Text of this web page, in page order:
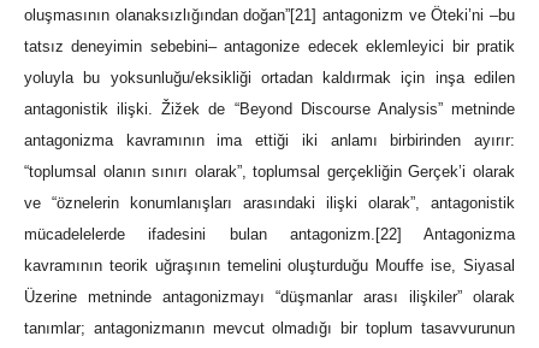
oluşmasının olanaksızlığından doğan”[21] antagonizm ve Öteki’ni –bu
tatsız deneyimin sebebini– antagonize edecek eklemleyici bir pratik
yoluyla bu yoksunluğu/eksikliği ortadan kaldırmak için inşa edilen
antagonistik ilişki. Žižek de “Beyond Discourse Analysis” metninde
antagonizma kavramının ima ettiği iki anlamı birbirinden ayırır:
“toplumsal olanın sınırı olarak”, toplumsal gerçekliğin Gerçek’i olarak
ve “öznelerin konumlanışları arasındaki ilişki olarak”, antagonistik
mücadelelerde ifadesini bulan antagonizm. [22]
Antagonizma
kavramının teorik uğraşının temelini oluşturduğu Mouffe ise, Siyasal
Üzerine metninde antagonizmayı “düşmanlar arası ilişkiler” olarak
tanımlar; antagonizmanın mevcut olmadığı bir toplum tasavvurunun